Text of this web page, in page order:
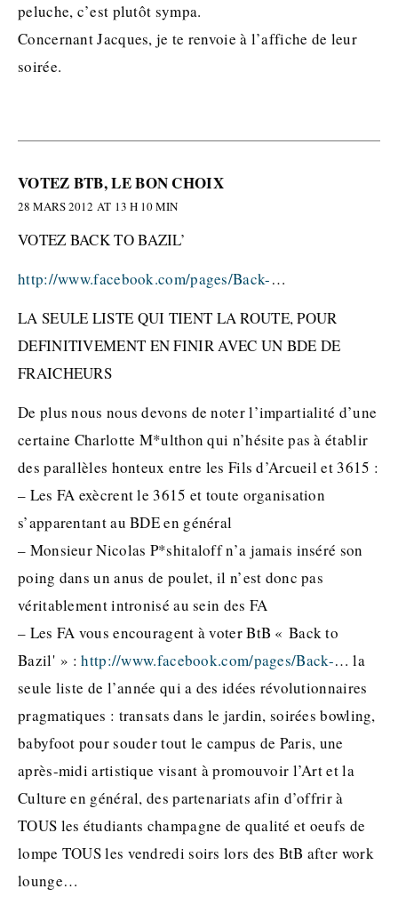
peluche, c’est plutôt sympa.
Concernant Jacques, je te renvoie à l’affiche de leur
soirée.
VOTEZ BTB, LE BON CHOIX
28 MARS 2012 AT 13 H 10 MIN
VOTEZ BACK TO BAZIL’
http://www.facebook.com/pages/Back-…
LA SEULE LISTE QUI TIENT LA ROUTE, POUR
DEFINITIVEMENT EN FINIR AVEC UN BDE DE
FRAICHEURS
De plus nous nous devons de noter l’impartialité d’une
certaine Charlotte M*ulthon qui n’hésite pas à établir
des parallèles honteux entre les Fils d’Arcueil et 3615 :
– Les FA exècrent le 3615 et toute organisation
s’apparentant au BDE en général
– Monsieur Nicolas P*shitaloff n’a jamais inséré son
poing dans un anus de poulet, il n’est donc pas
véritablement intronisé au sein des FA
– Les FA vous encouragent à voter BtB « Back to
Bazil' » :http://www.facebook.com/pages/Back-… la
seule liste de l’année qui a des idées révolutionnaires
pragmatiques : transats dans le jardin, soirées bowling,
babyfoot pour souder tout le campus de Paris, une
après-midi artistique visant à promouvoir l’Art et la
Culture en général, des partenariats afin d’offrir à
TOUS les étudiants champagne de qualité et oeufs de
lompe TOUS les vendredi soirs lors des BtB after work
lounge…